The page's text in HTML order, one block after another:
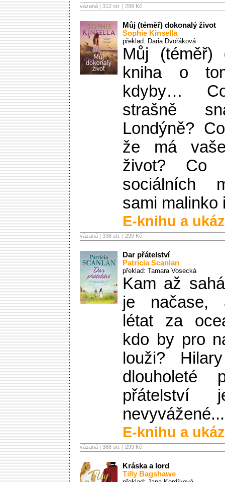
vázaná | 312 str. | 299 Kč
Můj (téměř) dokonalý život
Sophie Kinsella
překlad: Daria Dvořáková
Můj (téměř)
kniha o
kdyby…
strašně
Londýně?
že má
život? Co
sociálních
sami malinko
E-knihu a
vázaná | 336 str. | 299 Kč
Dar přátelství
Patricia Scanlan
překlad: Tamara Vosecká
Kam až
je načase,
létat za
kdo by pro
louži?
dlouholeté
přátelství
nevyvážené...
E-knihu a
vázaná | 368 str. | 299 Kč
Kráska a lord
Tilly Bagshawe